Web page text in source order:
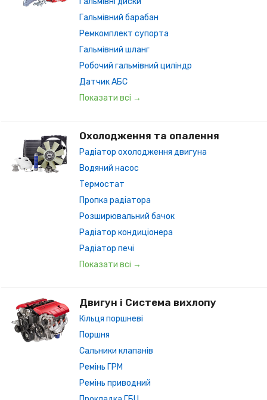
Гальмівний барабан
Ремкомплект супорта
Гальмівний шланг
Робочий гальмівний циліндр
Датчик АБС
Показати всі →
Охолодження та опалення
Радіатор охолодження двигуна
Водяний насос
Термостат
Пропка радіатора
Розширювальний бачок
Радіатор кондиціонера
Радіатор печі
Показати всі →
Двигун і Система вихлопу
Кільця поршневі
Поршня
Сальники клапанів
Ремінь ГРМ
Ремінь приводний